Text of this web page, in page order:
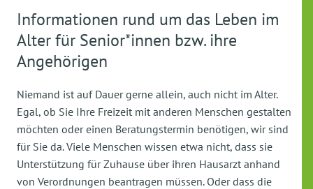
Informationen rund um das Leben im
Alter für Senior*innen bzw. ihre
Angehörigen
Niemand ist auf Dauer gerne allein, auch nicht im Alter.
Egal, ob Sie Ihre Freizeit mit anderen Menschen gestalten
möchten oder einen Beratungstermin benötigen, wir sind
für Sie da. Viele Menschen wissen etwa nicht, dass sie
Unterstützung für Zuhause über ihren Hausarzt anhand
von Verordnungen beantragen müssen. Oder dass die